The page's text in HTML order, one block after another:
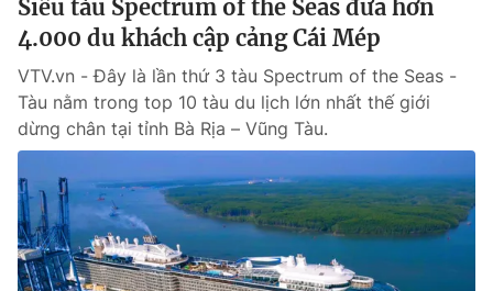
VTV9 VTV8
Liên hệ tòa soạn English
THỜI BÁO VTV
Theo dõi báo trên
Siêu tàu Spectrum of the Seas đưa hơn
4.000 du khách cập cảng Cái Mép
VTV.vn - Đây là lần thứ 3 tàu Spectrum of the Seas -
Tàu nằm trong top 10 tàu du lịch lớn nhất thế giới
dừng chân tại tỉnh Bà Rịa – Vũng Tàu.